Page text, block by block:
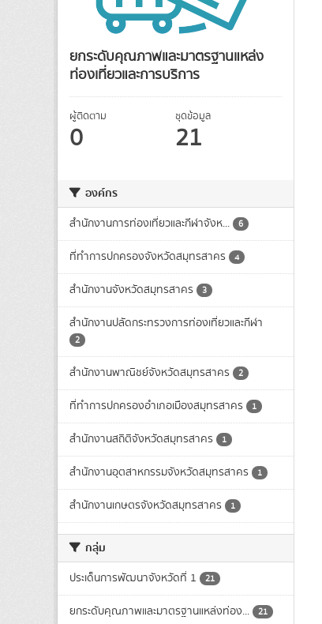
ยกระดับคุณภาพและมาตรฐานแหล่ง
ท่องเที่ยวและการบริการ
ผู้ติดตาม
0
ชุดข้อมูล
21
องค์กร
สำนักงานการท่องเที่ยวและกีฬาจังห... 6
ที่ทำการปกครองจังหวัดสมุทรสาคร 4
สำนักงานจังหวัดสมุทรสาคร 3
สำนักงานปลัดกระทรวงการท่องเที่ยวและกีฬา
2
สำนักงานพาณิชย์จังหวัดสมุทรสาคร 2
ที่ทำการปกครองอำเภอเมืองสมุทรสาคร 1
สำนักงานสถิติจังหวัดสมุทรสาคร 1
สำนักงานอุตสาหกรรมจังหวัดสมุทรสาคร 1
สำนักงานเกษตรจังหวัดสมุทรสาคร 1
กลุ่ม
ประเด็นการพัฒนาจังหวัดที่ 1 21
ยกระดับคุณภาพและมาตรฐานแหล่งท่อง... 21